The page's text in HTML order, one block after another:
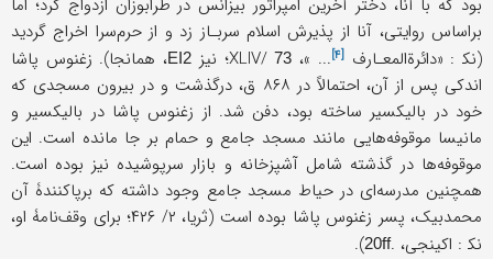
بود که با آنا، دختر آخرین امپراتور بیزانس در طرابوزان ازدواج کرد؛ اما
براساس روایتی، آنا از پذیرش اسلام سربـاز زد و از حرم‌سرا اخراج گردید
(نک‍ : «دائرة‌المعـارف[۴] ... »، XLIV/ 73 ؛ نیز EI2، همانجا). زغنوس پاشا
اندکی پس از آن، احتمالاً در ۸۶۸ ق، درگذشت و در بیرون مسجدی که
خود در بالیکسیر ساخته بود، دفن شد. از زغنوس پاشا در بالیکسیر و
مانیسا موقوفه‌هایی مانند مسجد جامع و حمام بر جا مانده است. این
موقوفه‌ها در گذشته شامل آشپزخانه و بازار سرپوشیده نیز بوده است.
همچنین مدرسه‌ای در حیاط مسجد جامع وجود داشته که برپاکنندۀ آن
محمدبیک، پسر زغنوس‌ پاشا بوده است (ثریا، ۲/ ۴۲۶؛ برای وقف‌نامۀ او،
نک‍ : اکینجی، .20ff
).